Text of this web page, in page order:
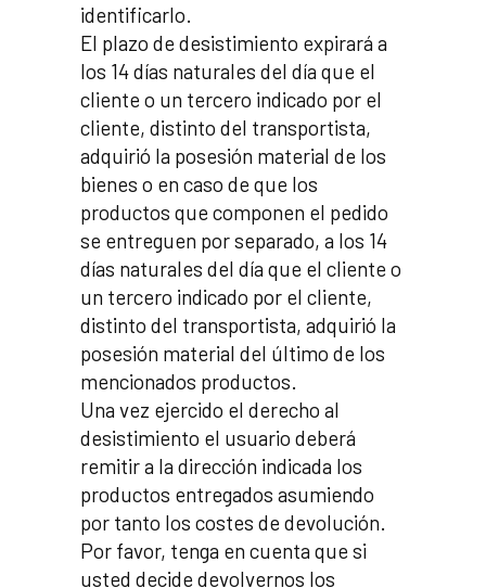
identificarlo.
El plazo de desistimiento expirará a
los 14 días naturales del día que el
cliente o un tercero indicado por el
cliente, distinto del transportista,
adquirió la posesión material de los
bienes o en caso de que los
productos que componen el pedido
se entreguen por separado, a los 14
días naturales del día que el cliente o
un tercero indicado por el cliente,
distinto del transportista, adquirió la
posesión material del último de los
mencionados productos.
Una vez ejercido el derecho al
desistimiento el usuario deberá
remitir a la dirección indicada los
productos entregados asumiendo
por tanto los costes de devolución.
Por favor, tenga en cuenta que si
usted decide devolvernos los